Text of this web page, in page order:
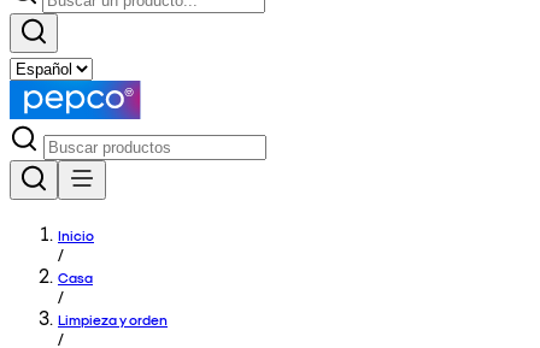
Inicio
/
Casa
/
Limpieza y orden
/